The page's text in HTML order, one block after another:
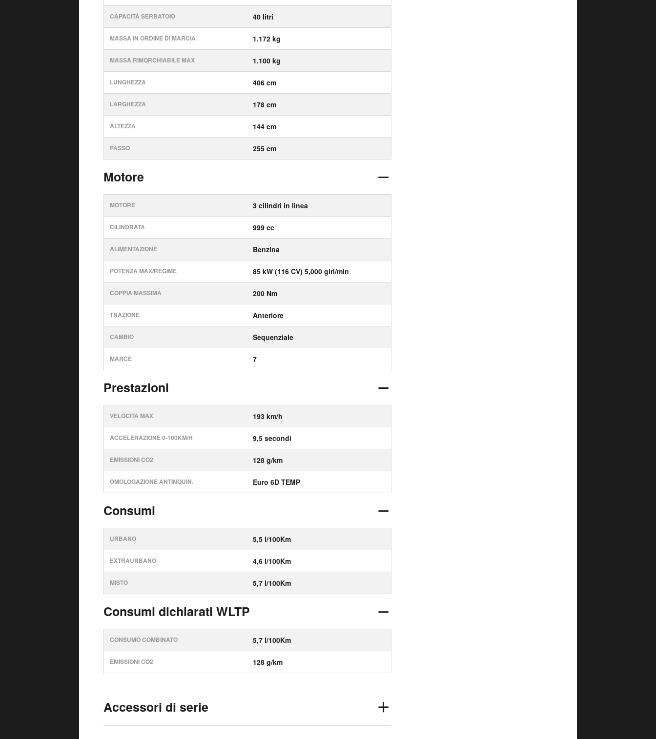
CAPACITÀ SERBATOIO 40 litri
MASSA IN ORDINE DI MARCIA 1.172 kg
MASSA RIMORCHIABILE MAX 1.100 kg
LUNGHEZZA 406 cm
LARGHEZZA 178 cm
ALTEZZA 144 cm
PASSO 255 cm
Motore
MOTORE 3 cilindri in linea
CILINDRATA 999 cc
ALIMENTAZIONE Benzina
POTENZA MAX/REGIME 85 kW (116 CV) 5,000 giri/min
COPPIA MASSIMA 200 Nm
TRAZIONE Anteriore
CAMBIO Sequenziale
MARCE 7
Prestazioni
VELOCITÀ MAX 193 km/h
ACCELERAZIONE 0-100KM/H 9,5 secondi
EMISSIONI CO2 128 g/km
OMOLOGAZIONE ANTINQUIN. Euro 6D TEMP
Consumi
URBANO 5,5 l/100Km
EXTRAURBANO 4,6 l/100Km
MISTO 5,7 l/100Km
Consumi dichiarati WLTP
CONSUMO COMBINATO 5,7 l/100Km
EMISSIONI CO2 128 g/km
Accessori di serie